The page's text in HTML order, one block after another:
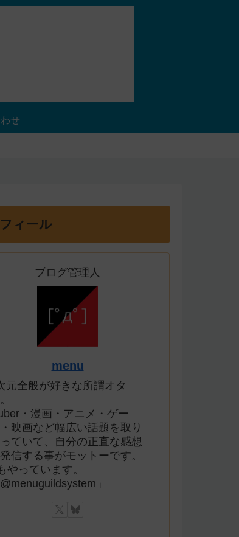
せ
ィール
ブログ管理人
menu
元全般が好きな所謂オタ
・漫画・アニメ・ゲー
映画など幅広い話題を取り
ていて、自分の正直な感想
信する事がモットーです。
やっています。
@menuguildsystem」